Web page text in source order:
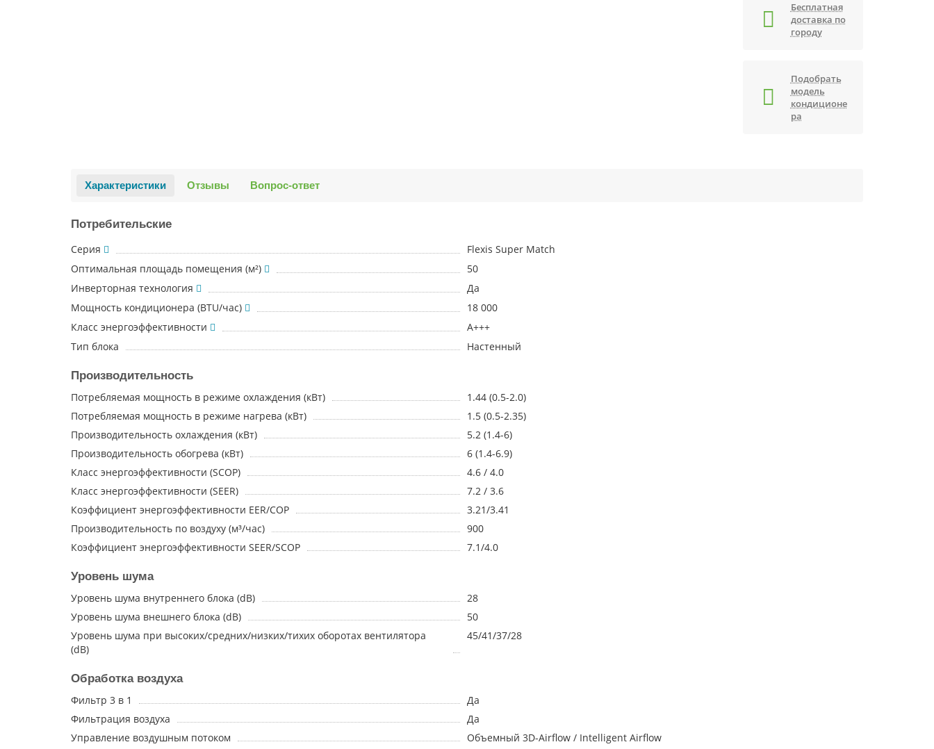
Бесплатная
доставка по
городу
Подобрать
модель
кондиционе
ра
Характеристики Отзывы Вопрос-ответ
Потребительские
Серия
Flexis Super Match
Оптимальная площадь помещения (м²)
50
Инверторная технология
Да
Мощность кондиционера (BTU/час)
18 000
Класс энергоэффективности
A+++
Тип блока
Настенный
Производительность
Потребляемая мощность в режиме охлаждения (кВт)
1.44 (0.5-2.0)
Потребляемая мощность в режиме нагрева (кВт)
1.5 (0.5-2.35)
Производительность охлаждения (кВт)
5.2 (1.4-6)
Производительность обогрева (кВт)
6 (1.4-6.9)
Класс энергоэффективности (SCOP)
4.6 / 4.0
Класс энергоэффективности (SEER)
7.2 / 3.6
Коэффициент энергоэффективности EER/COP
3.21/3.41
Производительность по воздуху (м³/час)
900
Коэффициент энергоэффективности SEER/SCOP
7.1/4.0
Уровень шума
Уровень шума внутреннего блока (dB)
28
Уровень шума внешнего блока (dB)
50
Уровень шума при высоких/средних/низких/тихих оборотах вентилятора
(dB)
45/41/37/28
Обработка воздуха
Фильтр 3 в 1
Да
Фильтрация воздуха
Да
Управление воздушным потоком
Объемный 3D-Airflow / Intelligent Airflow